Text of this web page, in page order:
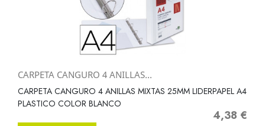
CARPETA CANGURO 4 ANILLAS...
CARPETA CANGURO 4 ANILLAS MIXTAS 25MM LIDERPAPEL A4
PLASTICO COLOR BLANCO
Precio
4,38 €